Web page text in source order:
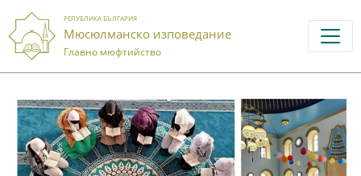
РЕПУБЛИКА БЪЛГАРИЯ
Мюсюлманско изповедание
Главно мюфтийство